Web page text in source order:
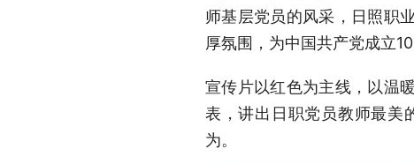
师基层党员的风采，日照职
厚氛围，为中国共产党成立
宣传片以红色为主线，以温
表，讲出日职党员教师最美
为。